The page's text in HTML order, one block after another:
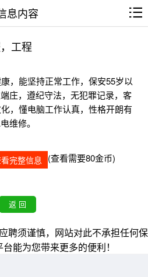
息内容
工程
，能坚持正常工作，保安55岁以
庄，遵纪守法，无犯罪记录，客
，懂电脑工作认真，性格开朗有
维修。
完整信息 (查看需要80金币)
聘须谨慎，网站对此不承担任何保
能为您带来更多的便利！